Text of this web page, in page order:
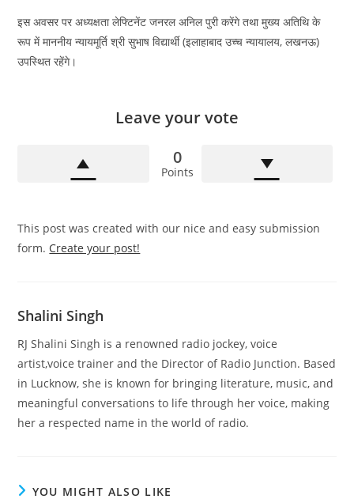
इस अवसर पर अध्यक्षता लेफ्टिनेंट जनरल अनिल पुरी करेंगे तथा मुख्य अतिथि के
रूप में माननीय न्यायमूर्ति श्री सुभाष विद्यार्थी (इलाहाबाद उच्च न्यायालय, लखनऊ)
उपस्थित रहेंगे।
Leave your vote
0
Points
This post was created with our nice and easy submission
form. Create your post!
Shalini Singh
RJ Shalini Singh is a renowned radio jockey, voice
artist,voice trainer and the Director of Radio Junction. Based
in Lucknow, she is known for bringing literature, music, and
meaningful conversations to life through her voice, making
her a respected name in the world of radio.
YOU MIGHT ALSO LIKE